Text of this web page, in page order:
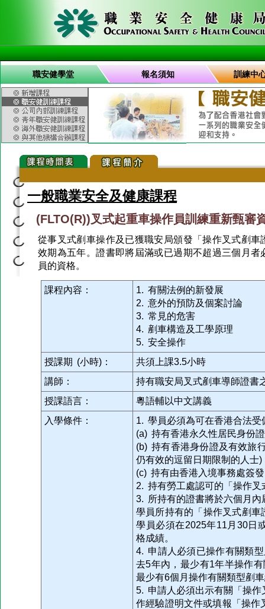
職安健學堂 報名須知 訓練中
一般職業安全及健康課程
(FLTO(R))叉式起重車操作員訓練重新甄審
從事叉式剷車操作及已獲職安局頒發「操作叉式剷
效期為五年。證書即將屆滿或已過期不超過三個月
員的資格。
課程內容：
1. 有關法例的新發展
2. 意外的預防及個案討論
3. 常見的危害
4. 剷車構造及工學原理
5. 安全操作
授課期 (小時)：
共須上課3.5小時
講師：
持有職安局叉式剷車導師證書
授課語言：
粵語輔以中文講義
入學條件：
1. 學員必須為可在香港合法受
(a) 持有香港永久性居民身份
(b) 持有香港身份證及有效旅
仍有效的逗留日期限制的人士)
(c) 持有由香港入境事務處簽
2. 持有勞工處認可的「操作
3. 所持有的證書將於六個月
學員所持有的「操作叉式剷
學員必須在2025年11月30日
格成績。
4. 申請人必須已操作有關類
去5年內，最少有1年半操作
最少有6個月操作有關類型剷
5. 申請人必須出示有關「操
作經驗證明文件或填報「操